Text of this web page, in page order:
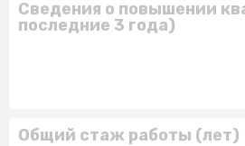
Сведения о повышении
последние 3 года)
Общий стаж работы (лет)